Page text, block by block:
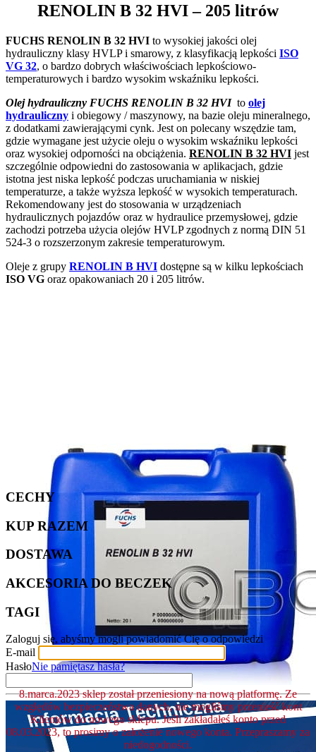
RENOLIN B 32 HVI– 205 litrów
FUCHS RENOLIN B 32 HVI to wysokiej jakości olej
hydrauliczny klasy HVLP i smarowy, z klasyfikacją lepkości ISO
VG 32, o bardzo dobrych właściwościach lepkościowo-
temperaturowych i bardzo wysokim wskaźniku lepkości.
Olej hydrauliczny FUCHS RENOLIN B 32 HVIto olej
hydrauliczny i obiegowy / maszynowy, na bazie oleju mineralnego,
z dodatkami zawierającymi cynk. Jest on polecany wszędzie tam,
gdzie wymagane jest użycie oleju o wysokim wskaźniku lepkości
oraz wysokiej odporności na obciążenia. RENOLIN B 32 HVI jest
szczególnie odpowiedni do zastosowania w aplikacjach, gdzie
istotna jest niska lepkość podczas uruchamiania w niskiej
temperaturze, a także wyższa lepkość w wysokich temperaturach.
Rekomendowany jest do stosowania w urządzeniach
hydraulicznych pojazdów oraz w hydraulice przemysłowej, gdzie
zachodzi potrzeba użycia olejów HVLP zgodnych z normą DIN 51
524-3 o rozszerzonym zakresie temperaturowym.
Oleje z grupy RENOLIN B HVI dostępne są w kilku lepkościach
ISO VG oraz opakowaniach 20 i 205 litrów.
CECHY
KUP RAZEM
DOSTAWA
AKCESORIA DO BECZEK
TAGI
Zaloguj się, abyśmy mogli powiadomić Cię o odpowiedzi
E-mail
HasłoNie pamiętasz hasła?
8.marca.2023 sklep został przeniesiony na nową platformę. Ze
względów bezpieczeństwa danych, nie mogliśmy przenieść kont
Klientów do nowego sklepu. Jeśli zakładałeś konto przed
08.03.2023, to prosimy o założenie nowego konta. Przepraszamy za
niedogodności.